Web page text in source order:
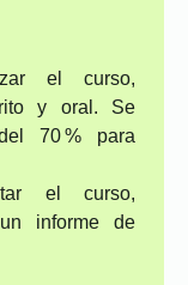
el curso,
y oral. Se
70 % para
el curso,
informe de